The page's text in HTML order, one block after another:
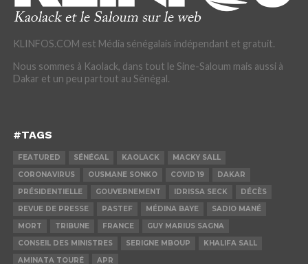
KLINFOS.COM est Média sénégalais indépendant et gratuit.
Nous sommes à Kaolack, dans tout le Sine-Saloum mais aussi à
Dakar et un peu partout au Sénégal.
#TAGS
FEATURED SÉNÉGAL KAOLACK
MACKY SALL
CORONAVIRUS
OUSMANE SONKO COVID 19
DAKAR
PRÉSIDENTIELLE
GOUVERNEMENT IDRISSA SECK
DÉCÈS
REVUE DE PRESSE
PASTEF MÉDINA BAYE
SADIO MANÉ
MORT
TRIBUNE FRANCE
GUY MARIUS SAGNA
CONSEIL DES MINISTRES
SERIGNE MBOUP
KHALIFA SALL
AMINATA TOURÉ
APR